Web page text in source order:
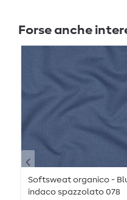
Forse anche
Softsweat organico -
indaco spazzolato 078